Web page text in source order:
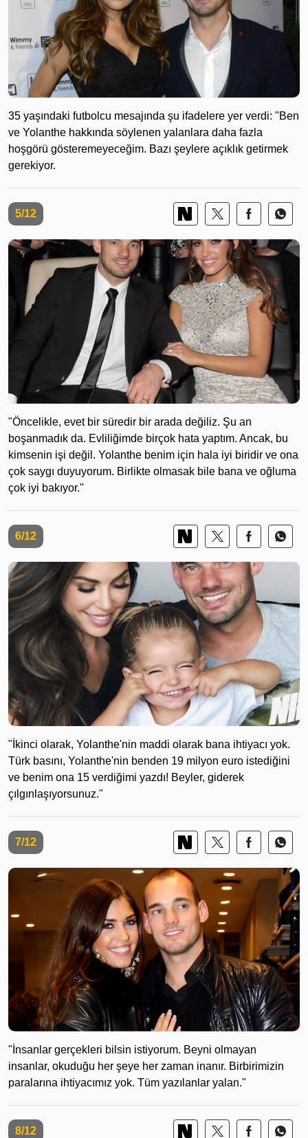
35 yaşındaki futbolcu mesajında şu ifadelere yer verdi: "Ben
ve Yolanthe hakkında söylenen yalanlara daha fazla
hoşgörü gösteremeyeceğim. Bazı şeylere açıklık getirmek
gerekiyor.
5/12
"Öncelikle, evet bir süredir bir arada değiliz. Şu an
boşanmadık da. Evliliğimde birçok hata yaptım. Ancak, bu
kimsenin işi değil. Yolanthe benim için hala iyi biridir ve ona
çok saygı duyuyorum. Birlikte olmasak bile bana ve oğluma
çok iyi bakıyor."
6/12
"İkinci olarak, Yolanthe'nin maddi olarak bana ihtiyacı yok.
Türk basını, Yolanthe'nin benden 19 milyon euro istediğini
ve benim ona 15 verdiğimi yazdı! Beyler, giderek
çılgınlaşıyorsunuz."
7/12
"İnsanlar gerçekleri bilsin istiyorum. Beyni olmayan
insanlar, okuduğu her şeye her zaman inanır. Birbirimizin
paralarına ihtiyacımız yok. Tüm yazılanlar yalan."
8/12